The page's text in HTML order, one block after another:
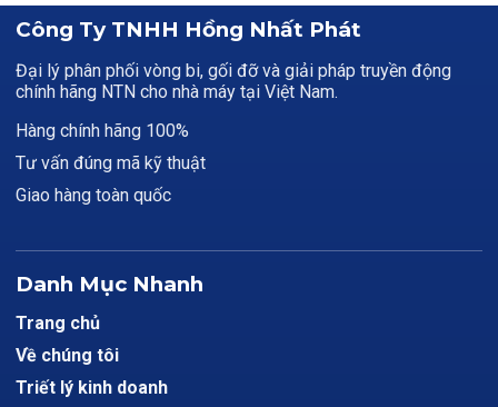
Công Ty TNHH Hồng Nhất Phát
Đại lý phân phối vòng bi, gối đỡ và giải pháp truyền động
chính hãng NTN cho nhà máy tại Việt Nam.
Hàng chính hãng 100%
Tư vấn đúng mã kỹ thuật
Giao hàng toàn quốc
Danh Mục Nhanh
Trang chủ
Về chúng tôi
Triết lý kinh doanh